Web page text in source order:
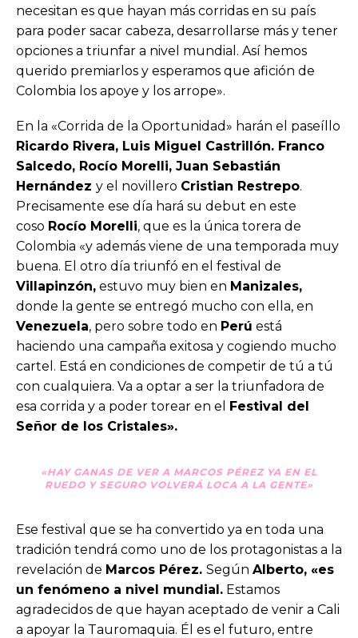
necesitan es que hayan más corridas en su país
para poder sacar cabeza, desarrollarse más y tener
opciones a triunfar a nivel mundial. Así hemos
querido premiarlos y esperamos que afición de
Colombia los apoye y los arrope».
En la «Corrida de la Oportunidad» harán el paseíllo
Ricardo Rivera, Luis Miguel Castrillón. Franco
Salcedo, Rocío Morelli, Juan Sebastián
Hernández y el novillero Cristian Restrepo.
Precisamente ese día hará su debut en este
coso Rocío Morelli, que es la única torera de
Colombia «y además viene de una temporada muy
buena. El otro día triunfó en el festival de
Villapinzón, estuvo muy bien en Manizales,
donde la gente se entregó mucho con ella, en
Venezuela, pero sobre todo en Perú está
haciendo una campaña exitosa y cogiendo mucho
cartel. Está en condiciones de competir de tú a tú
con cualquiera. Va a optar a ser la triunfadora de
esa corrida y a poder torear en el
Festival del
Señor de los Cristales».
«HAY GANAS DE VER A MARCOS PÉREZ YA EN EL
RUEDO Y SEGURO VOLVERÁ LOCA A LA GENTE»
Ese festival que se ha convertido ya en toda una
tradición tendrá como uno de los protagonistas a la
revelación de Marcos Pérez. Según Alberto, «es
un fenómeno a nivel mundial. Estamos
agradecidos de que hayan aceptado de venir a Cali
a apoyar la Tauromaquia. Él es el futuro, entre